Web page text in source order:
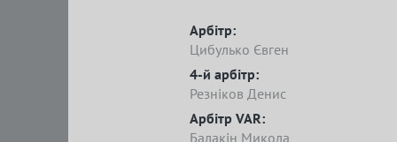
Арбітр:
Цибулько Євген
4-й арбітр:
Резніков Денис
Арбітр VAR:
Балакін Микола